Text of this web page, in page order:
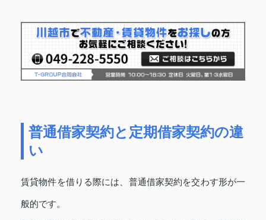
普通借家契約と定期借家契約の違
い
賃貸物件を借りる際には、普通借家契約を交わす形が一
般的です。